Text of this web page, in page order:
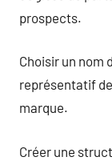
prospects.
Choisir un nom
représentatif
marque.
Créer une